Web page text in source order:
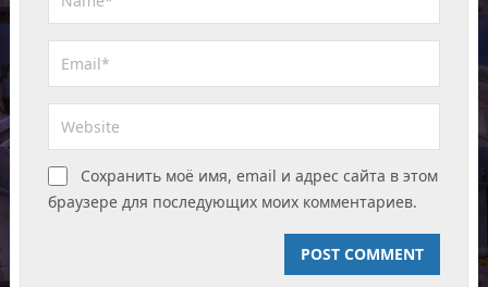
Сохранить моё имя, email и адрес сайта в этом
браузере для последующих моих комментариев.